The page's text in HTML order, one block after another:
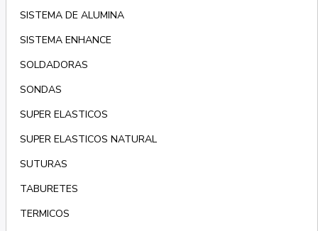
SISTEMA DE ALUMINA
SISTEMA ENHANCE
SOLDADORAS
SONDAS
SUPER ELASTICOS
SUPER ELASTICOS NATURAL
SUTURAS
TABURETES
TERMICOS